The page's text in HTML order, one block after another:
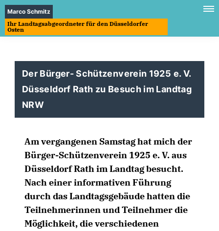
Marco Schmitz
Ihr Landtagsabgeordneter für den Düsseldorfer
Osten
Der Bürger- Schützenverein 1925 e. V.
Düsseldorf Rath zu Besuch im Landtag
NRW
Am vergangenen Samstag hat mich der
Bürger-Schützenverein 1925 e. V. aus
Düsseldorf Rath im Landtag besucht.
Nach einer informativen Führung
durch das Landtagsgebäude hatten die
Teilnehmerinnen und Teilnehmer die
Möglichkeit, die verschiedenen